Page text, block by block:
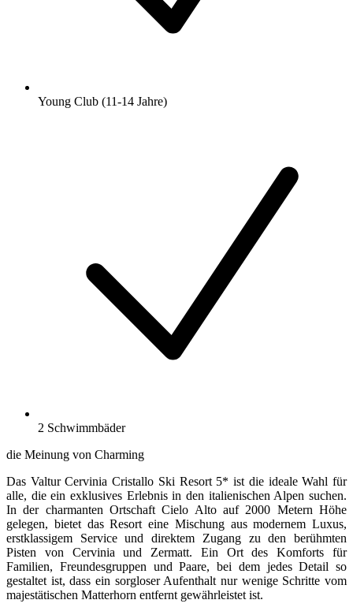
Young Club (11-14 Jahre)
2 Schwimmbäder
die Meinung von Charming
Das Valtur Cervinia Cristallo Ski Resort 5* ist die ideale Wahl für
alle, die ein exklusives Erlebnis in den italienischen Alpen suchen.
In der charmanten Ortschaft Cielo Alto auf 2000 Metern Höhe
gelegen, bietet das Resort eine Mischung aus modernem Luxus,
erstklassigem Service und direktem Zugang zu den berühmten
Pisten von Cervinia und Zermatt. Ein Ort des Komforts für
Familien, Freundesgruppen und Paare, bei dem jedes Detail so
gestaltet ist, dass ein sorgloser Aufenthalt nur wenige Schritte vom
majestätischen Matterhorn entfernt gewährleistet ist.